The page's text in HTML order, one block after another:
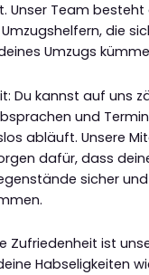
Unser Team besteht
die
Umzugs
Du kannst auf uns
und
abläuft. Unsere
dafür, dass
sicher
Zufriedenheit ist
Habseligkeiten